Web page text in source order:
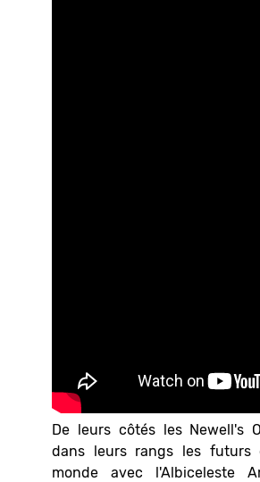
De leurs côtés les Newell's
dans leurs rangs les futurs
monde avec l'Albiceleste